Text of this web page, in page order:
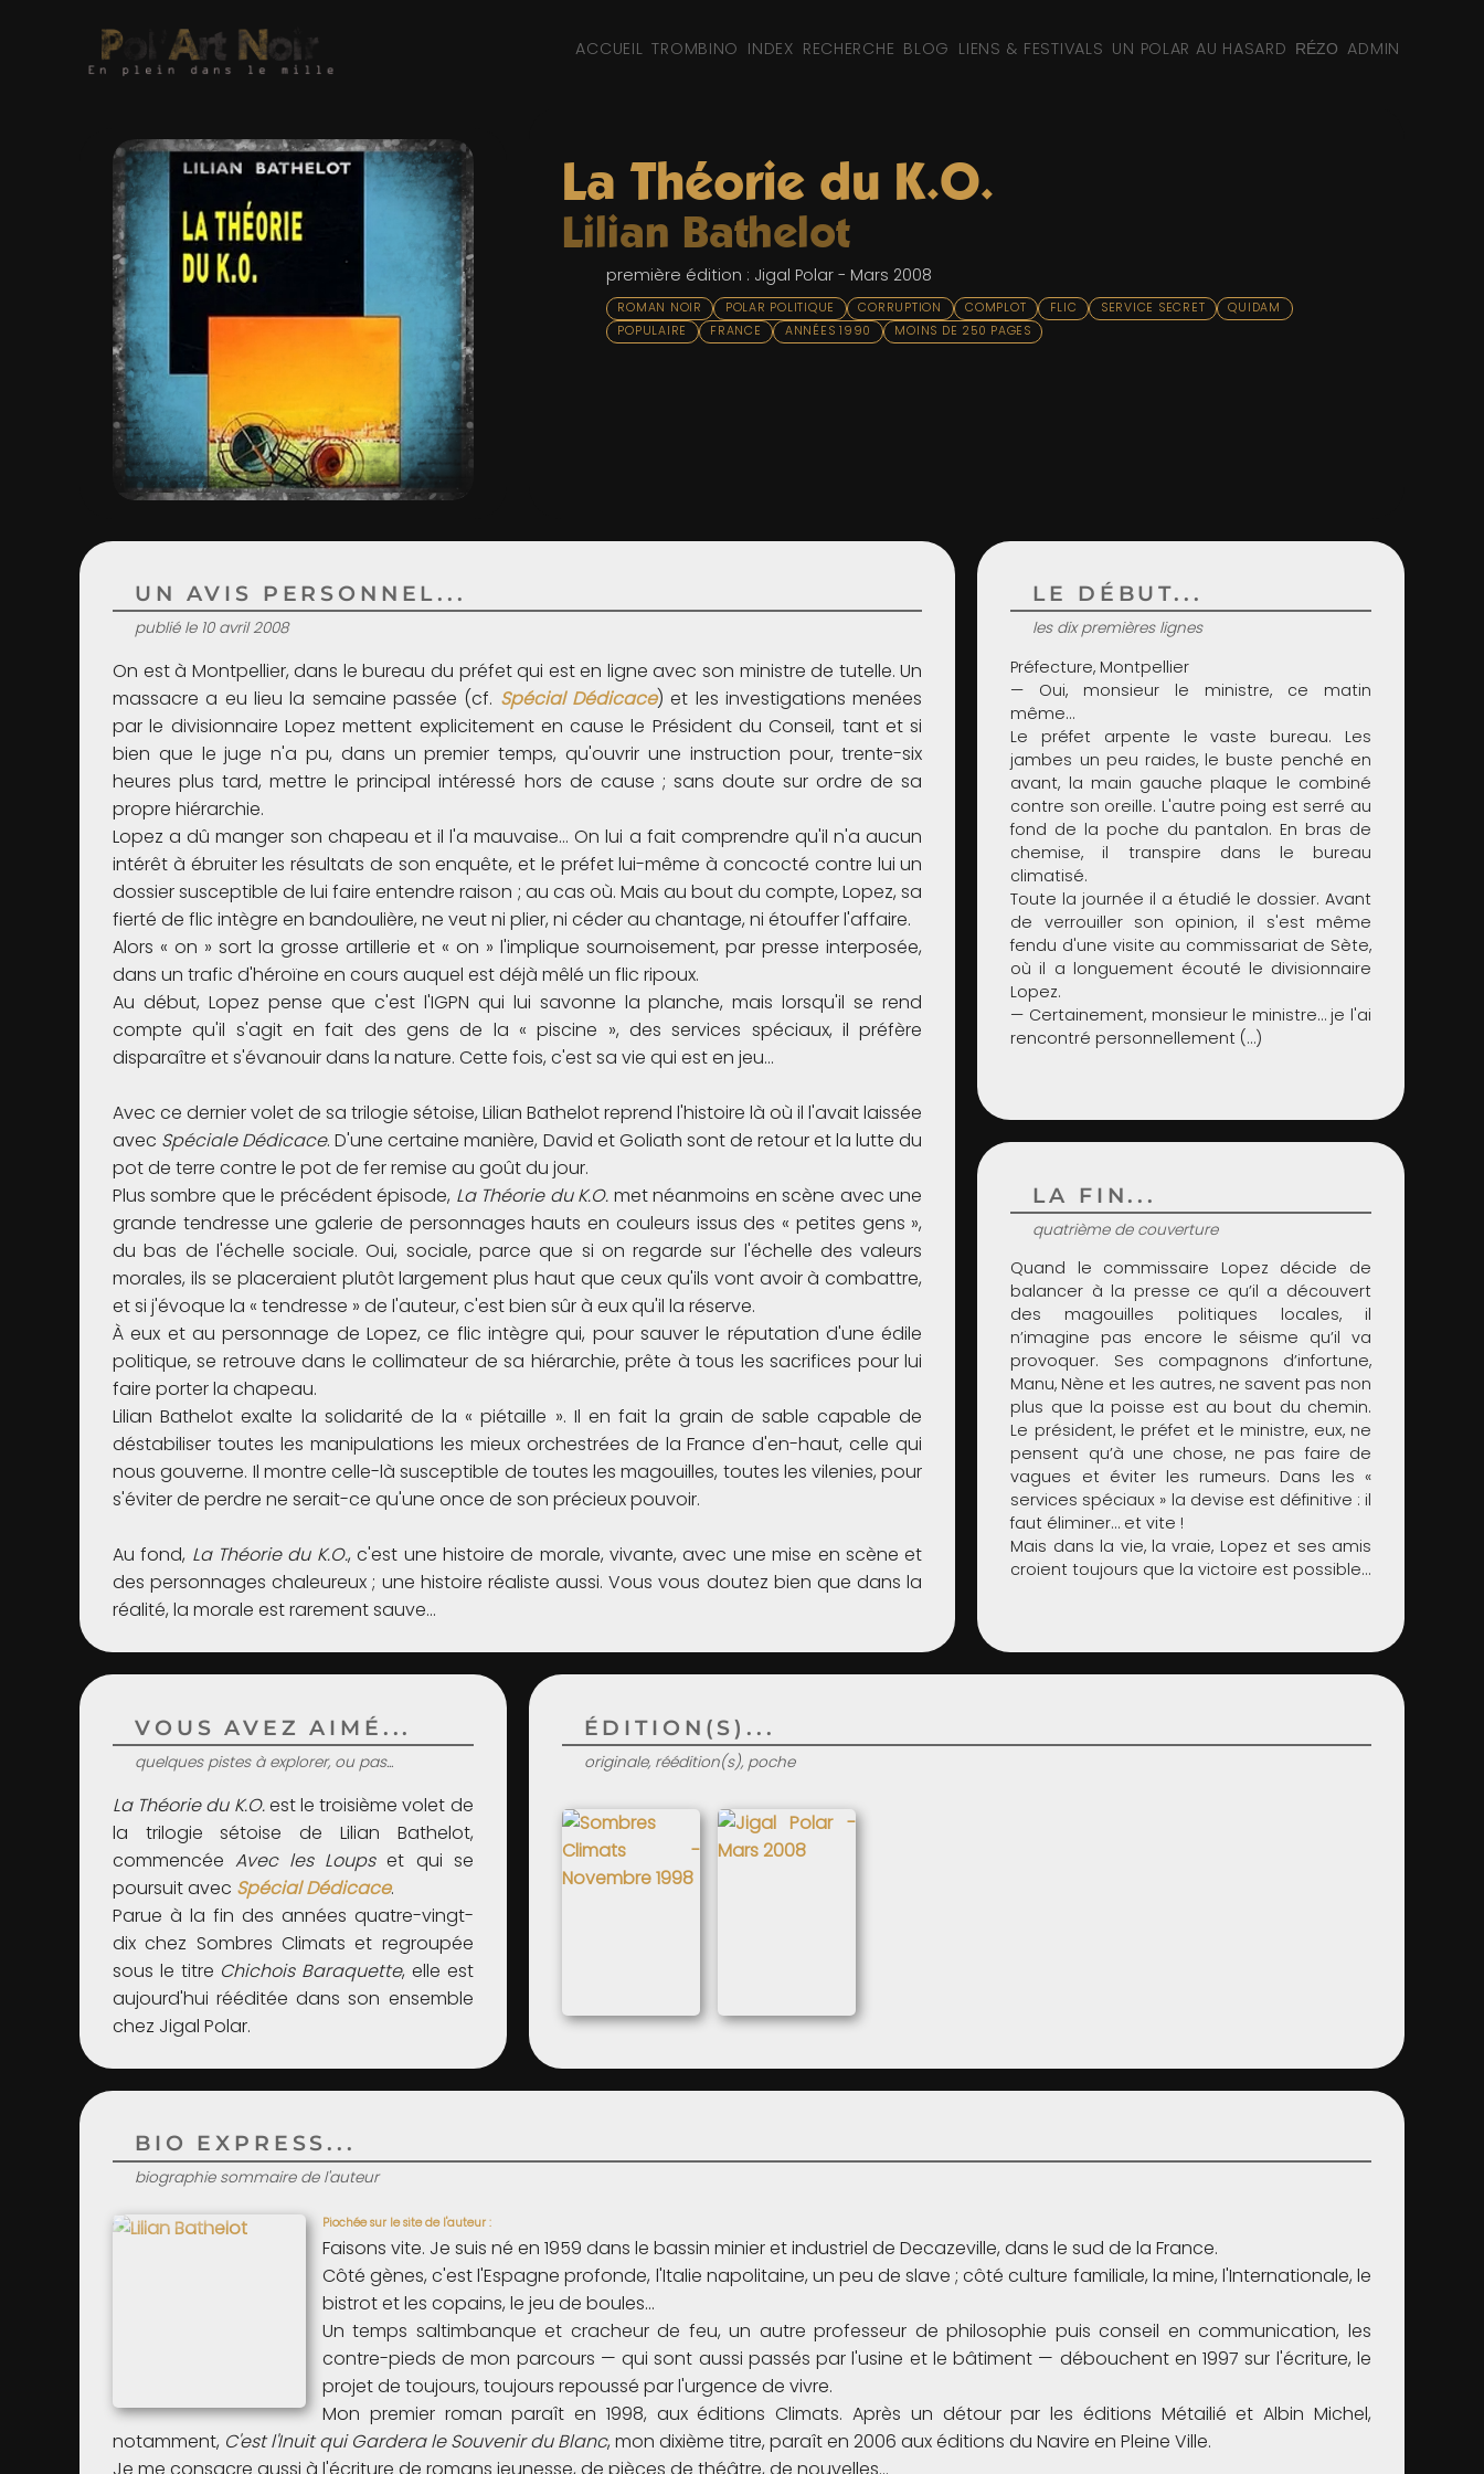
ACCUEIL TROMBINO INDEX RECHERCHE BLOG LIENS & FESTIVALS UN POLAR AU HASARD RÉZO ADMIN
La Théorie du K.O.
Lilian Bathelot
première édition : Jigal Polar - Mars 2008
ROMAN NOIR POLAR POLITIQUE CORRUPTION COMPLOT FLIC SERVICE SECRET
QUIDAM
POPULAIRE
FRANCE ANNÉES 1990 MOINS DE 250 PAGES
UN AVIS PERSONNEL...
publié le 10 avril 2008
On est à Montpellier, dans le bureau du préfet qui est en ligne avec son ministre de tutelle. Un
massacre a eu lieu la semaine passée (cf. Spécial Dédicace) et les investigations menées
par le divisionnaire Lopez mettent explicitement en cause le Président du Conseil, tant et si
bien que le juge n'a pu, dans un premier temps, qu'ouvrir une instruction pour, trente-six
heures plus tard, mettre le principal intéressé hors de cause ; sans doute sur ordre de sa
propre hiérarchie.
Lopez a dû manger son chapeau et il l'a mauvaise… On lui a fait comprendre qu'il n'a aucun
intérêt à ébruiter les résultats de son enquête, et le préfet lui-même à concocté contre lui un
dossier susceptible de lui faire entendre raison ; au cas où. Mais au bout du compte, Lopez, sa
fierté de flic intègre en bandoulière, ne veut ni plier, ni céder au chantage, ni étouffer l'affaire.
Alors « on » sort la grosse artillerie et « on » l'implique sournoisement, par presse interposée,
dans un trafic d'héroïne en cours auquel est déjà mêlé un flic ripoux.
Au début, Lopez pense que c'est l'IGPN qui lui savonne la planche, mais lorsqu'il se rend
compte qu'il s'agit en fait des gens de la « piscine », des services spéciaux, il préfère
disparaître et s'évanouir dans la nature. Cette fois, c'est sa vie qui est en jeu…
Avec ce dernier volet de sa trilogie sétoise, Lilian Bathelot reprend l'histoire là où il l'avait laissée
avec Spéciale Dédicace. D'une certaine manière, David et Goliath sont de retour et la lutte du
pot de terre contre le pot de fer remise au goût du jour.
Plus sombre que le précédent épisode, La Théorie du K.O. met néanmoins en scène avec une
grande tendresse une galerie de personnages hauts en couleurs issus des « petites gens »,
du bas de l'échelle sociale. Oui, sociale, parce que si on regarde sur l'échelle des valeurs
morales, ils se placeraient plutôt largement plus haut que ceux qu'ils vont avoir à combattre,
et si j'évoque la « tendresse » de l'auteur, c'est bien sûr à eux qu'il la réserve.
À eux et au personnage de Lopez, ce flic intègre qui, pour sauver le réputation d'une édile
politique, se retrouve dans le collimateur de sa hiérarchie, prête à tous les sacrifices pour lui
faire porter la chapeau.
Lilian Bathelot exalte la solidarité de la « piétaille ». Il en fait la grain de sable capable de
déstabiliser toutes les manipulations les mieux orchestrées de la France d'en-haut, celle qui
nous gouverne. Il montre celle-là susceptible de toutes les magouilles, toutes les vilenies, pour
s'éviter de perdre ne serait-ce qu'une once de son précieux pouvoir.
Au fond, La Théorie du K.O., c'est une histoire de morale, vivante, avec une mise en scène et
des personnages chaleureux ; une histoire réaliste aussi. Vous vous doutez bien que dans la
réalité, la morale est rarement sauve…
VOUS AVEZ AIMÉ...
quelques pistes à explorer, ou pas...
La Théorie du K.O.est le troisième volet de
la trilogie sétoise de Lilian Bathelot,
commencéeAvec les Loupset qui se
poursuit avec Spécial Dédicace.
Parue à la fin des années quatre-vingt-
dix chez Sombres Climats et regroupée
sous le titre Chichois Baraquette, elle est
aujourd'hui rééditée dans son ensemble
chez Jigal Polar.
LE DÉBUT...
les dix premières lignes
Préfecture, Montpellier
— Oui, monsieur le ministre, ce matin
même…
Le préfet arpente le vaste bureau. Les
jambes un peu raides, le buste penché en
avant, la main gauche plaque le combiné
contre son oreille. L'autre poing est serré au
fond de la poche du pantalon. En bras de
chemise, il transpire dans le bureau
climatisé.
Toute la journée il a étudié le dossier. Avant
de verrouiller son opinion, il s'est même
fendu d'une visite au commissariat de Sète,
où il a longuement écouté le divisionnaire
Lopez.
— Certainement, monsieur le ministre… je l'ai
rencontré personnellement (…)
LA FIN...
quatrième de couverture
Quand le commissaire Lopez décide de
balancer à la presse ce qu’il a découvert
des magouilles politiques locales, il
n’imagine pas encore le séisme qu’il va
provoquer. Ses compagnons d’infortune,
Manu, Nène et les autres, ne savent pas non
plus que la poisse est au bout du chemin.
Le président, le préfet et le ministre, eux, ne
pensent qu’à une chose, ne pas faire de
vagues et éviter les rumeurs. Dans les «
services spéciaux » la devise est définitive : il
faut éliminer… et vite !
Mais dans la vie, la vraie, Lopez et ses amis
croient toujours que la victoire est possible…
BIO EXPRESS...
biographie sommaire de l'auteur
Piochée sur le site de l'auteur :
Faisons vite. Je suis né en 1959 dans le bassin minier et industriel de Decazeville, dans le sud de la France.
Côté gènes, c'est l'Espagne profonde, l'Italie napolitaine, un peu de slave ; côté culture familiale, la mine, l'Internationale, le
bistrot et les copains, le jeu de boules...
Un temps saltimbanque et cracheur de feu, un autre professeur de philosophie puis conseil en communication, les
contre-pieds de mon parcours — qui sont aussi passés par l'usine et le bâtiment — débouchent en 1997 sur l'écriture, le
projet de toujours, toujours repoussé par l'urgence de vivre.
Mon premier roman paraît en 1998, aux éditions Climats. Après un détour par les éditions Métailié et Albin Michel,
notamment, C'est l'Inuit qui Gardera le Souvenir du Blanc, mon dixième titre, paraît en 2006 aux éditions du Navire en Pleine Ville.
ÉDITION(S)...
originale, réédition(s), poche